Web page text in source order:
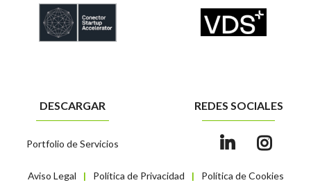
Aviso Legal | Política de Privacidad | Política de Cookies
DESCARGAR
Portfolio de Servicios
REDES SOCIALES